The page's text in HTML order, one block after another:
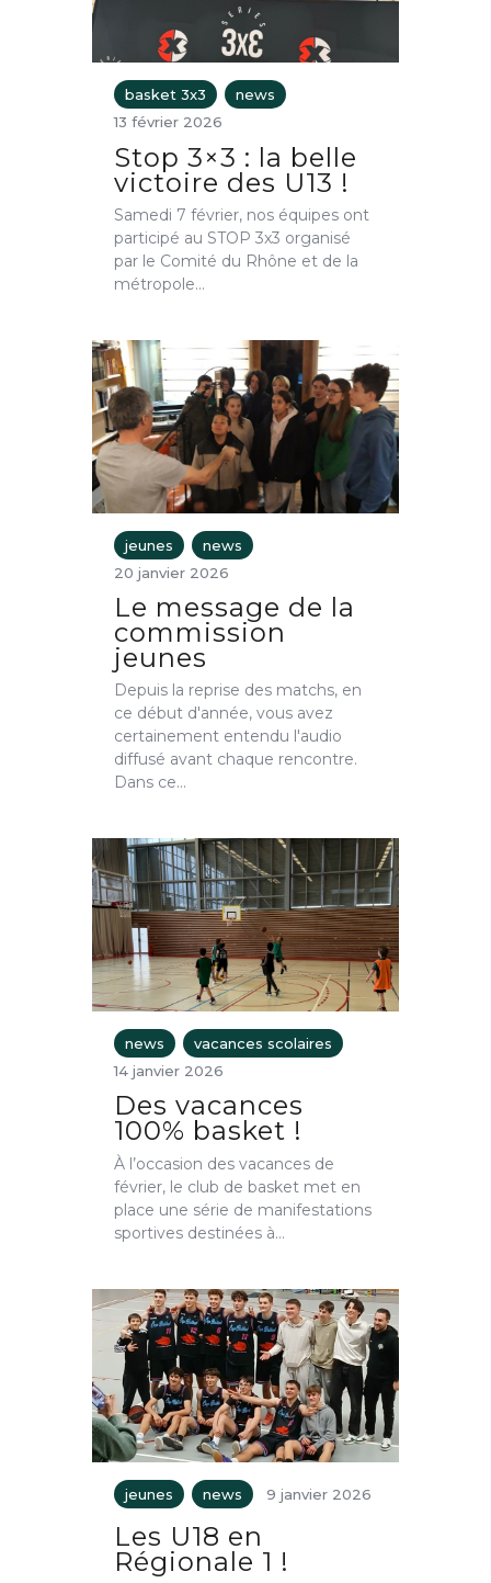
basket 3x3
news
13 février 2026
Stop 3×3 : la belle
victoire des U13 !
Samedi 7 février, nos équipes ont
participé au STOP 3x3 organisé
par le Comité du Rhône et de la
métropole…
jeunes
news
20 janvier 2026
Le message de la
commission
jeunes
Depuis la reprise des matchs, en
ce début d'année, vous avez
certainement entendu l'audio
diffusé avant chaque rencontre.
Dans ce…
news
vacances scolaires
14 janvier 2026
Des vacances
100% basket !
À l’occasion des vacances de
février, le club de basket met en
place une série de manifestations
sportives destinées à…
jeunes news 9 janvier 2026
Les U18 en
Régionale 1 !